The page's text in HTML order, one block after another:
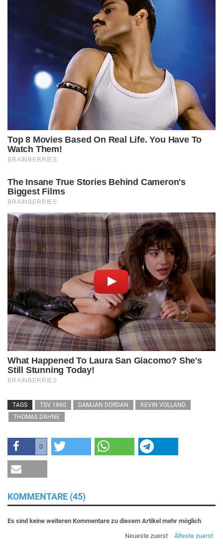
TAGS TSV 1860 DAMJAN DORDAN
KEVIN VOLLAND
THOMAS DÄHNE
0
KOMMENTARE (45)
Es sind keine weiteren Kommentare zu diesem Artikel mehr möglich
Neueste zuerst
Älteste zuerst